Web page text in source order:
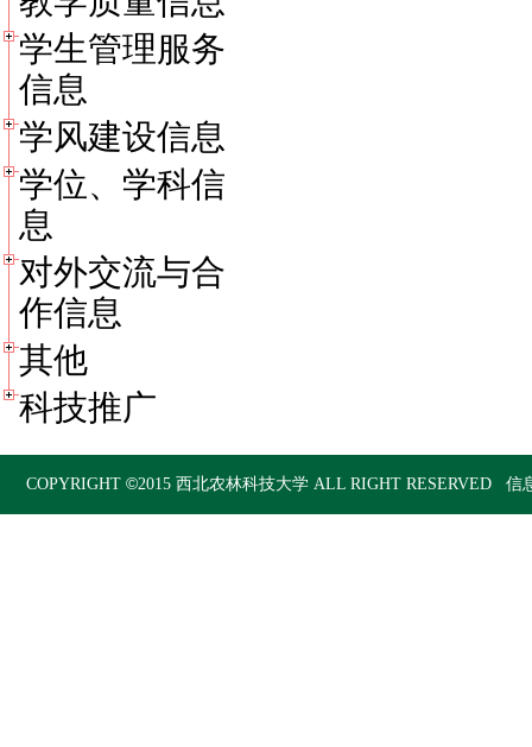
学生管理服务
信息
学风建设信息
学位、学科信
息
对外交流与合
作信息
其他
科技推广
COPYRIGHT©2015西北农林科技大学 ALL RIGHT RESERVED 信